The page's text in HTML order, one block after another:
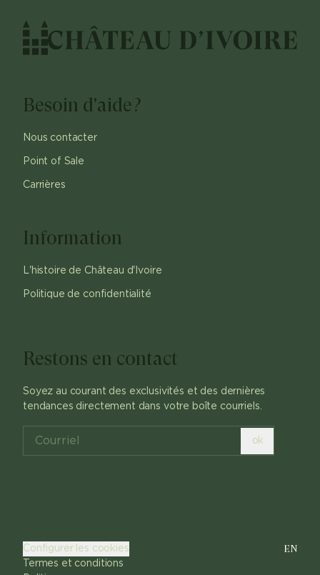
Besoin d'aide?
Nous contacter
Point of Sale
Carrières
Information
L'histoire de Château d'Ivoire
Politique de confidentialité
Restons en contact
Soyez au courant des exclusivités et des dernières
tendances directement dans votre boîte courriels.
ok
Configurer les cookies
Termes et conditions
EN